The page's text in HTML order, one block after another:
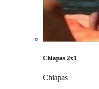
Chiapas 2x1
Chiapas